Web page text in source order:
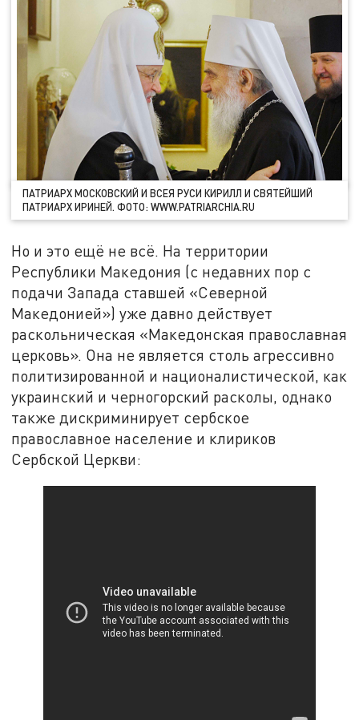
ПАТРИАРХ МОСКОВСКИЙ И ВСЕЯ РУСИ КИРИЛЛ И СВЯТЕЙШИЙ
ПАТРИАРХ ИРИНЕЙ. ФОТО: WWW.PATRIARCHIA.RU
Но и это ещё не всё. На территории
Республики Македония (с недавних пор с
подачи Запада ставшей «Северной
Македонией») уже давно действует
раскольническая «Македонская православная
церковь». Она не является столь агрессивно
политизированной и националистической, как
украинский и черногорский расколы, однако
также дискриминирует сербское
православное население и клириков
Сербской Церкви: